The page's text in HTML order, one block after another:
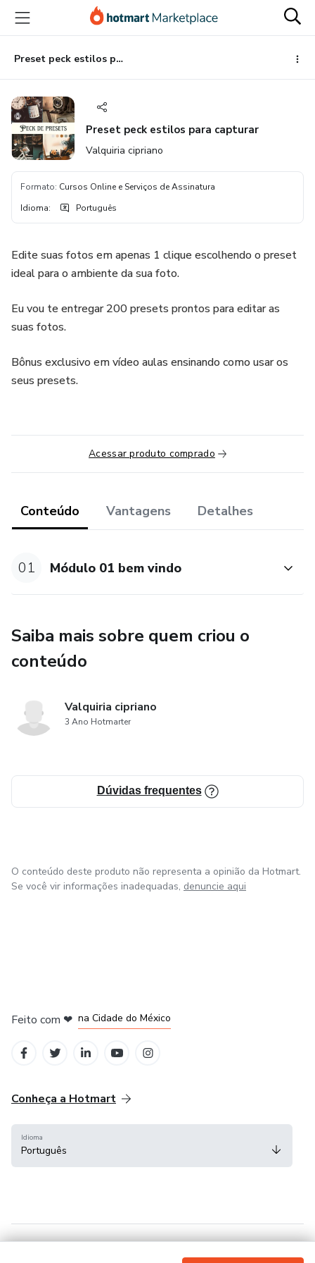
para
conteúdo
principal
para
pagamento
para
rodapé
Preset peck estilos para capturar
Preset peck estilos para capturar
Valquiria cipriano
Formato: Cursos Online e Serviços de Assinatura
Idioma: Português
Edite suas fotos em apenas 1 clique escolhendo o preset
ideal para o ambiente da sua foto.
Eu vou te entregar 200 presets prontos para editar as
suas fotos.
Bônus exclusivo em vídeo aulas ensinando como usar os
seus presets.
Acessar produto comprado
Conteúdo Vantagens Detalhes
01 Módulo 01 bem vindo
Saiba mais sobre quem criou o
conteúdo
Valquiria cipriano
3 Ano Hotmarter
Dúvidas frequentes
O conteúdo deste produto não representa a opinião da Hotmart.
Se você vir informações inadequadas, denuncie aqui
Feito com ❤ na Cidade do México
Conheça a Hotmart
Idioma
Português